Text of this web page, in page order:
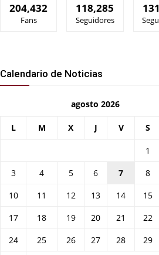
204,432
Fans
118,285
Seguidores
Calendario de Noticias
agosto 2026
L M X J V S
1
3
4 5 6 7 8
10
11 12 13 14 15
17
18 19 20 21 22
24
25 26 27 28 29